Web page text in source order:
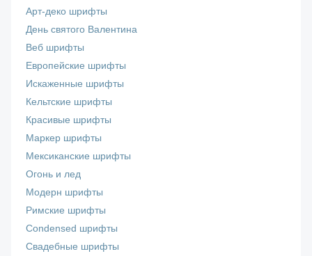
Арт-деко шрифты
День святого Валентина
Веб шрифты
Европейские шрифты
Искаженные шрифты
Кельтские шрифты
Красивые шрифты
Маркер шрифты
Мексиканские шрифты
Огонь и лед
Модерн шрифты
Римские шрифты
Сondensed шрифты
Свадебные шрифты